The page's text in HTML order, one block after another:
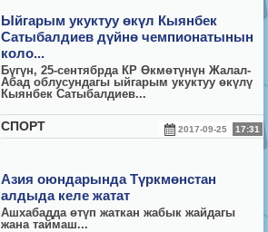
Ыйгарым укуктуу өкүл Кыянбек
Сатыбалдиев дүйнө чемпионатынын
коло...
Бүгүн, 25-сентябрда КР Өкмөтүнүн Жалал-
Абад облусундагы ыйгарым укуктуу өкүлү
Кыянбек Сатыбалдиев...
СПОРТ 2017-09-25 17:31
Азия оюндарында Түркмөнстан
алдыда келе жатат
Ашхабаддаөтүп жаткан жабык жайдагы
жана таймаш...